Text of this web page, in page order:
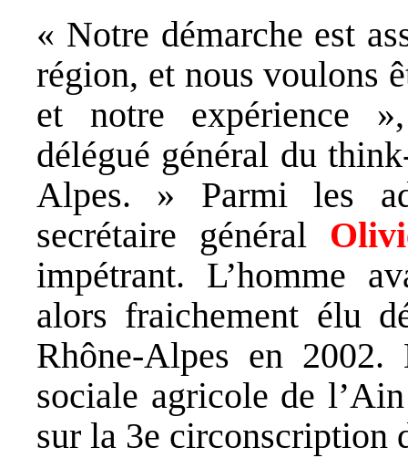
« Notre démarche est
région, et nous voulons
et notre expérience
délégué général du
Alpes. » Parmi les
secrétaire général
impétrant. L’homme
alors fraichement élu
Rhône-Alpes en
sociale agricole de
sur la 3e circonscription